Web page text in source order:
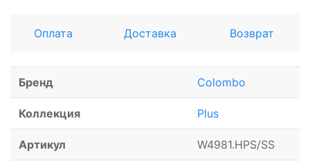
Оплата Доставка Возврат
Бренд Colombo
Коллекция Plus
Артикул W4981.HPS/SS